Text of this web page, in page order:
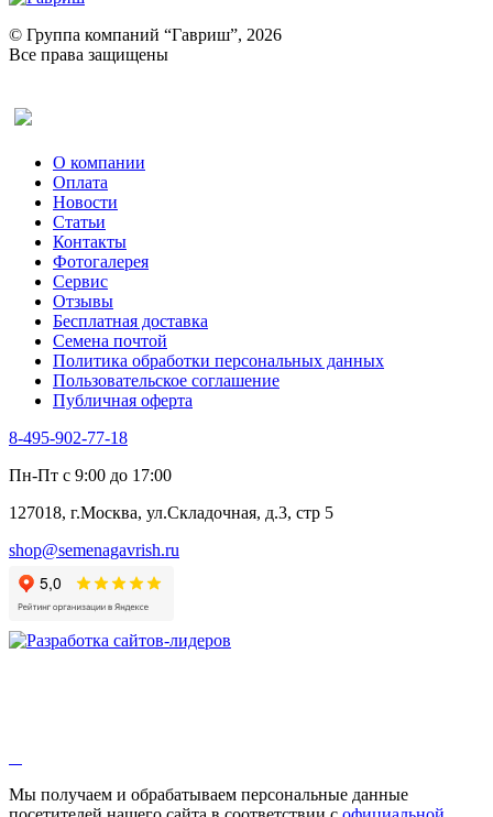
Ревень
Рукола
Рута
Тмин
Трава для чая
Туласи
Укроп
Фенхель пряный
Хризантема овощная
Цикорий пряный
Цикорий салатный (Витлуф)
Черемша
Шпинат
Щавель
Эндивий
Эстрагон
Алтей
Бессмертник
Валериана
Валерианелла
Гибискус лекарственный
Девясил
Душица
Змееголовник
Мыльнянка
© Группа компаний “Гавриш”, 2026
Все права защищены
О компании
Оплата
Новости
Статьи
Контакты
Фотогалерея​
Сервис
Отзывы
Бесплатная доставка
Семена почтой
Политика обработки персональных данных
Пользовательское соглашение
Публичная оферта
8-495-902-77-18
Пн-Пт с 9:00 до 17:00
127018, г.Москва, ул.Складочная, д.3, стр 5
shop@semenagavrish.ru
Мы получаем и обрабатываем персональные данные